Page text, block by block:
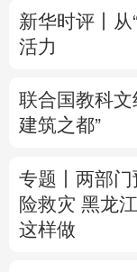
新华时评丨从
活力
联合国教科文
建筑之都”
专题丨 两部门
险救灾 黑龙
这样做